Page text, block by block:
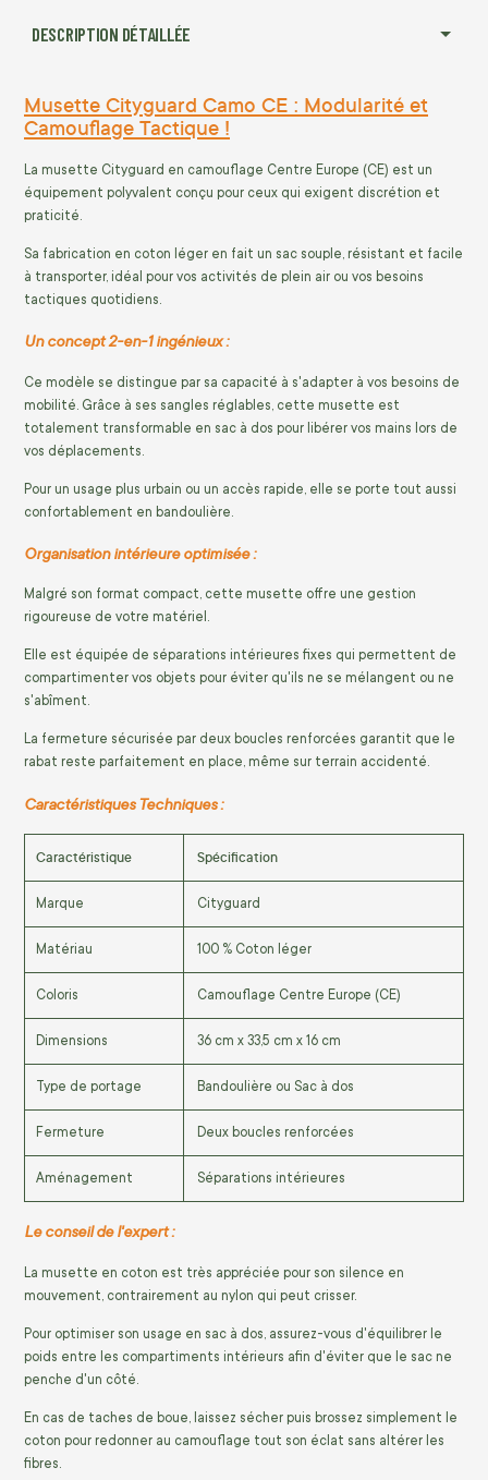
DESCRIPTION DÉTAILLÉE
Musette Cityguard Camo CE : Modularité et
Camouflage Tactique !
La musette Cityguard en camouflage Centre Europe (CE) est un
équipement polyvalent conçu pour ceux qui exigent discrétion et
praticité.
Sa fabrication en coton léger en fait un sac souple, résistant et facile
à transporter, idéal pour vos activités de plein air ou vos besoins
tactiques quotidiens.
Un concept 2-en-1 ingénieux :
Ce modèle se distingue par sa capacité à s'adapter à vos besoins de
mobilité. Grâce à ses sangles réglables, cette musette est
totalement transformable en sac à dos pour libérer vos mains lors de
vos déplacements.
Pour un usage plus urbain ou un accès rapide, elle se porte tout aussi
confortablement en bandoulière.
Organisation intérieure optimisée :
Malgré son format compact, cette musette offre une gestion
rigoureuse de votre matériel.
Elle est équipée de séparations intérieures fixes qui permettent de
compartimenter vos objets pour éviter qu'ils ne se mélangent ou ne
s'abîment.
La fermeture sécurisée par deux boucles renforcées garantit que le
rabat reste parfaitement en place, même sur terrain accidenté.
Caractéristiques Techniques :
Caractéristique Spécification
Marque Cityguard
Matériau 100 % Coton léger
Coloris Camouflage Centre Europe (CE)
Dimensions 36 cm x 33,5 cm x 16 cm
Type de portage Bandoulière ou Sac à dos
Fermeture Deux boucles renforcées
Aménagement Séparations intérieures
Le conseil de l'expert :
La musette en coton est très appréciée pour son silence en
mouvement, contrairement au nylon qui peut crisser.
Pour optimiser son usage en sac à dos, assurez-vous d'équilibrer le
poids entre les compartiments intérieurs afin d'éviter que le sac ne
penche d'un côté.
En cas de taches de boue, laissez sécher puis brossez simplement le
coton pour redonner au camouflage tout son éclat sans altérer les
fibres.